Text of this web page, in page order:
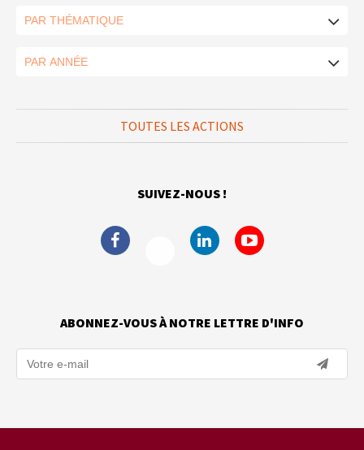
TOUTES LES ACTIONS
SUIVEZ-NOUS !
ABONNEZ-VOUS À NOTRE LETTRE D'INFO